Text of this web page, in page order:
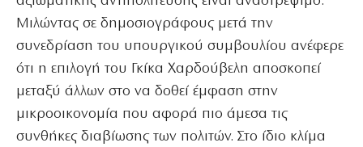
Μιλώντας σε δημοσιογράφους μετά την
συνεδρίαση του υπουργικού συμβουλίου ανέφερε
ότι η επιλογή του Γκίκα Χαρδούβελη αποσκοπεί
μεταξύ άλλων στο να δοθεί έμφαση στην
μικροοικονομία που αφορά πιο άμεσα τις
συνθήκες διαβίωσης των πολιτών. Στο ίδιο κλίμα